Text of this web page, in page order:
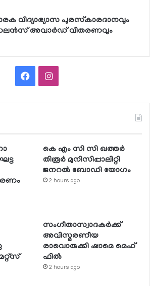
വിദ്യാഭ്യാസ പുരസ്‌കാരദാനവും
അവാര്‍ഡ് വിതരണവും
FacebookInstagram
കെ എം സി സി ഖത്തര്‍
തിരൂര്‍ മുനിസിപ്പാലിറ്റി
ജനറല്‍ ബോഡി യോഗം
2 hours ago
സംഗീതാസ്വാദകര്‍ക്ക്
അവിസ്മരണീയ
രാവൊരുക്കി ഷാമെ മെഹ്
ഫില്‍
2 hours ago